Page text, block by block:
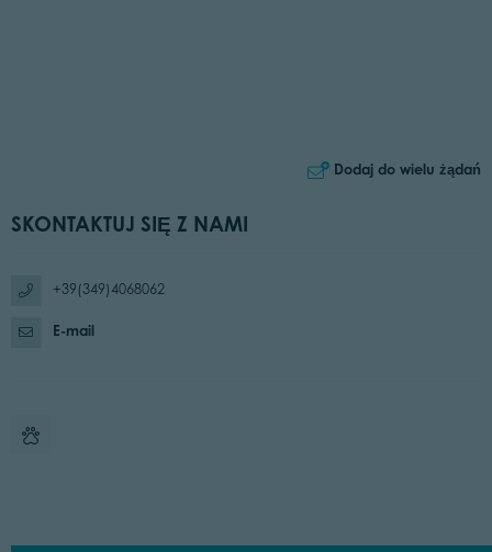
Dodaj do wielu żądań
SKONTAKTUJ SIĘ Z NAMI
+39(349)4068062
E-mail